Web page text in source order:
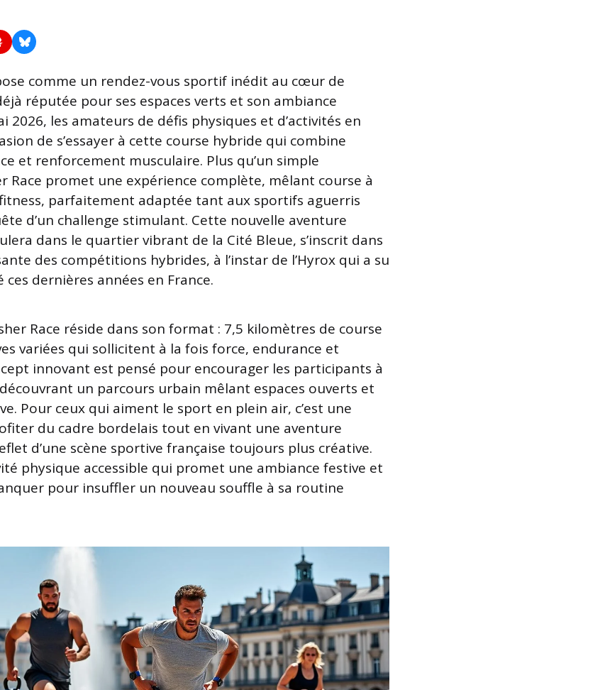
comme un rendez-vous sportif inédit au cœur de
réputée pour ses espaces verts et son ambiance
2026, les amateurs de défis physiques et d’activités en
de s’essayer à cette course hybride qui combine
et renforcement musculaire. Plus qu’un simple
Race promet une expérience complète, mêlant course à
parfaitement adaptée tant aux sportifs aguerris
d’un challenge stimulant. Cette nouvelle aventure
dans le quartier vibrant de la Cité Bleue, s’inscrit dans
des compétitions hybrides, à l’instar de l’Hyrox qui a su
dernières années en France.
Race réside dans son format : 7,5 kilomètres de course
variées qui sollicitent à la fois force, endurance et
innovant est pensé pour encourager les participants à
un parcours urbain mêlant espaces ouverts et
Pour ceux qui aiment le sport en plein air, c’est une
du cadre bordelais tout en vivant une aventure
d’une scène sportive française toujours plus créative.
physique accessible qui promet une ambiance festive et
pour insuffler un nouveau souffle à sa routine